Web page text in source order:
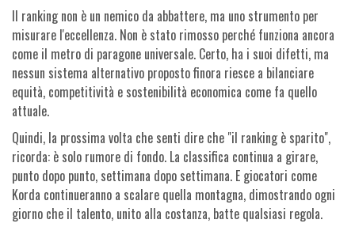
Il ranking non è un nemico da abbattere, ma uno strumento per
misurare l'eccellenza. Non è stato rimosso perché funziona ancora
come il metro di paragone universale. Certo, ha i suoi difetti, ma
nessun sistema alternativo proposto finora riesce a bilanciare
equità, competitività e sostenibilità economica come fa quello
attuale.
Quindi, la prossima volta che senti dire che "il ranking è sparito",
ricorda: è solo rumore di fondo. La classifica continua a girare,
punto dopo punto, settimana dopo settimana. E giocatori come
Korda continueranno a scalare quella montagna, dimostrando ogni
giorno che il talento, unito alla costanza, batte qualsiasi regola.